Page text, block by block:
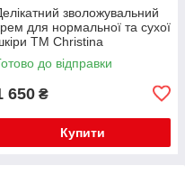
зволожувальний
для нормальної та сухої
TM Christina
до відправки
650 ₴
Купити